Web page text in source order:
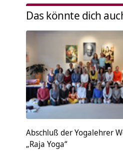
Das könnte dich
Abschluß der Yogalehrer
„Raja Yoga“